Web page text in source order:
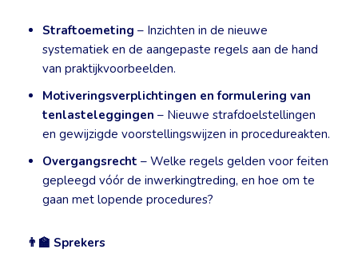
Straftoemeting – Inzichten in de nieuwe
systematiek en de aangepaste regels aan de hand
van praktijkvoorbeelden.
Motiveringsverplichtingen en formulering van
tenlasteleggingen – Nieuwe strafdoelstellingen
en gewijzigde voorstellingswijzen in procedureakten.
Overgangsrecht – Welke regels gelden voor feiten
gepleegd vóór de inwerkingtreding, en hoe om te
gaan met lopende procedures?
👨‍🏫 Sprekers